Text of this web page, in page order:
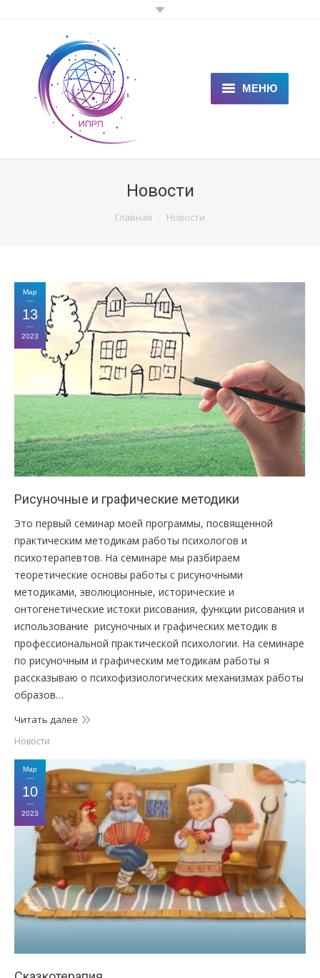
МЕНЮ
ГЛАВНАЯ
СПЕЦИАЛИСТАМ
СТАТЬИ
ПРАВИЛА
КОНСУЛЬТИРОВАНИЯ
КОНТАКТЫ
Новости
Главная Новости
Мар
13
2023
Рисуночные и графические методики
Это первый семинар моей программы, посвященной
практическим методикам работы психологов и
психотерапевтов. На семинаре мы разбираем
теоретические основы работы с рисуночными
методиками, эволюционные, исторические и
онтогенетические истоки рисования, функции рисования и
использование рисуночных и графических методик в
профессиональной практической психологии. На семинаре
по рисуночным и графическим методикам работы я
рассказываю о психофизиологических механизмах работы
образов…
Читать далее
Новости
Мар
10
2023